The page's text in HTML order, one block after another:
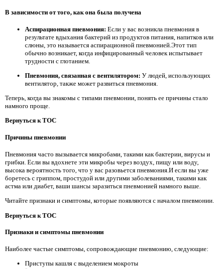
В зависимости от того, как она была получена
Аспирационная пневмония: Если у вас возникла пневмония в
результате вдыхания бактерий из продуктов питания, напитков или
слюны, это называется аспирационной пневмонией.Этот тип
обычно возникает, когда инфицированный человек испытывает
трудности с глотанием.
Пневмония, связанная с вентилятором: У людей, использующих
вентилятор, также может развиться пневмония.
Теперь, когда вы знакомы с типами пневмонии, понять ее причины стало
намного проще.
Вернуться к TOC
Причины пневмонии
Пневмония часто вызывается микробами, такими как бактерии, вирусы и
грибки. Если вы вдохнете эти микробы через воздух, пищу или воду,
высока вероятность того, что у вас разовьется пневмония.И если вы уже
боретесь с гриппом, простудой или другими заболеваниями, такими как
астма или диабет, ваши шансы заразиться пневмонией намного выше.
Читайте признаки и симптомы, которые появляются с началом пневмонии.
Вернуться к TOC
Признаки и симптомы пневмонии
Наиболее частые симптомы, сопровождающие пневмонию, следующие:
Приступы кашля с выделением мокроты